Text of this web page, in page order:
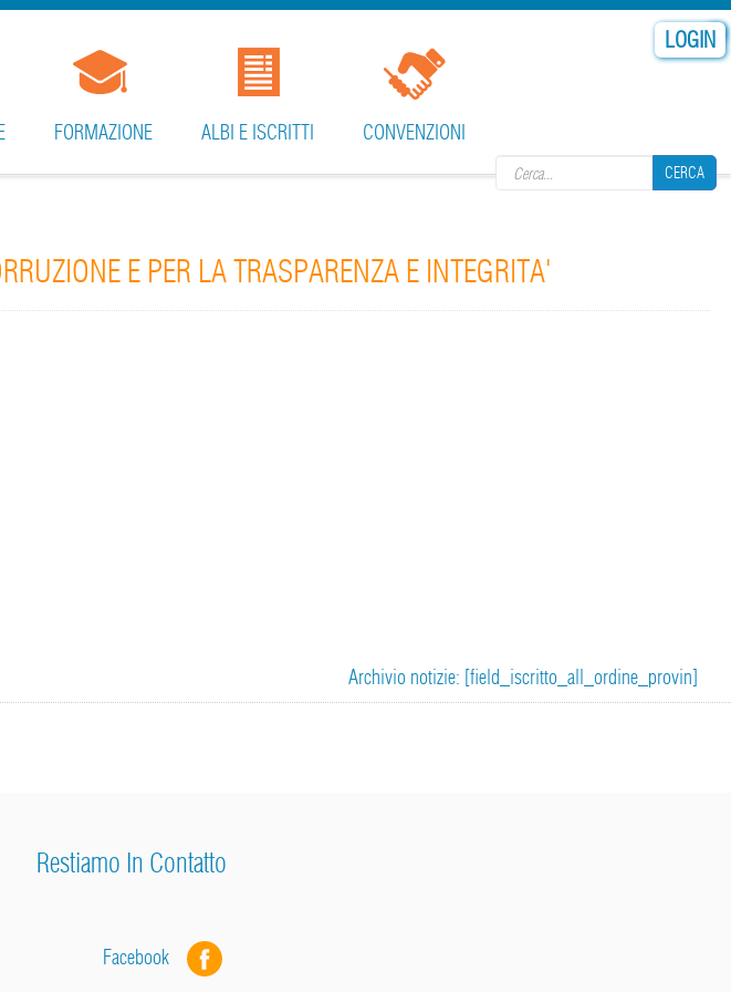
LOGIN
CERCA
FORMAZIONE ALBI E ISCRITTI CONVENZIONI
E PER LA TRASPARENZA E INTEGRITA'
Archivio notizie: [field_iscritto_all_ordine_provin]
Restiamo In Contatto
Facebook